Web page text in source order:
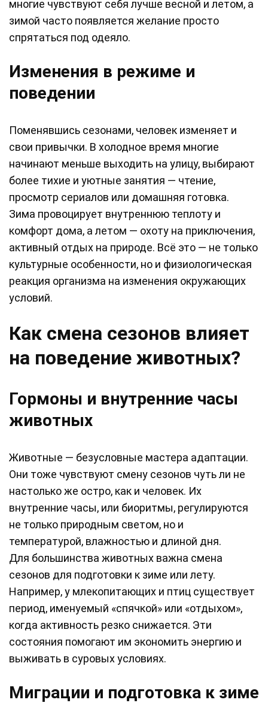
многие чувствуют себя лучше весной и летом, а
зимой часто появляется желание просто
спрятаться под одеяло.
Изменения в режиме и
поведении
Поменявшись сезонами, человек изменяет и
свои привычки. В холодное время многие
начинают меньше выходить на улицу, выбирают
более тихие и уютные занятия — чтение,
просмотр сериалов или домашняя готовка.
Зима провоцирует внутреннюю теплоту и
комфорт дома, а летом — охоту на приключения,
активный отдых на природе. Всё это — не только
культурные особенности, но и физиологическая
реакция организма на изменения окружающих
условий.
Как смена сезонов влияет
на поведение животных?
Гормоны и внутренние часы
животных
Животные — безусловные мастера адаптации.
Они тоже чувствуют смену сезонов чуть ли не
настолько же остро, как и человек. Их
внутренние часы, или биоритмы, регулируются
не только природным светом, но и
температурой, влажностью и длиной дня.
Для большинства животных важна смена
сезонов для подготовки к зиме или лету.
Например, у млекопитающих и птиц существует
период, именуемый «спячкой» или «отдыхом»,
когда активность резко снижается. Эти
состояния помогают им экономить энергию и
выживать в суровых условиях.
Миграции и подготовка к зиме